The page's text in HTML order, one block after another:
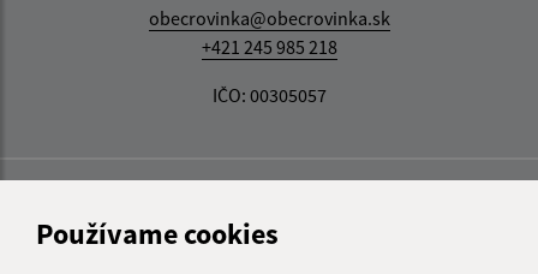
Používame cookies
obecrovinka@obecrovinka.sk
+421 245 985 218
IČO: 00305057